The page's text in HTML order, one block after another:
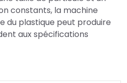
constants, la machine
du plastique peut produire
aux spécifications